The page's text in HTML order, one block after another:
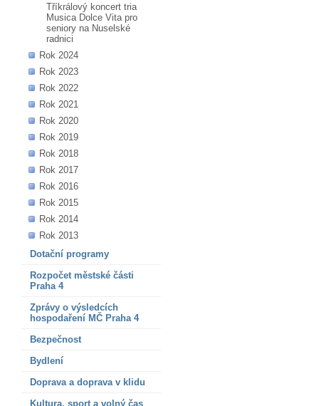
Tříkrálový koncert tria
Musica Dolce Vita pro
seniory na Nuselské
radnici
Rok 2024
Rok 2023
Rok 2022
Rok 2021
Rok 2020
Rok 2019
Rok 2018
Rok 2017
Rok 2016
Rok 2015
Rok 2014
Rok 2013
Dotační programy
Rozpočet městské části
Praha 4
Zprávy o výsledcích
hospodaření MČ Praha 4
Bezpečnost
Bydlení
Doprava a doprava v klidu
Kultura, sport a volný čas